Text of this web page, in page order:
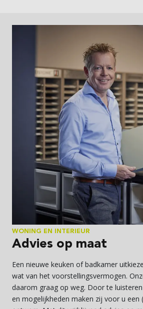
WONING EN INTERIEUR
Advies op maat
Een nieuwe keuken of badkamer
wat van het voorstellingsvermogen.
daarom graag op weg. Door te
en mogelijkheden maken zij voor u een